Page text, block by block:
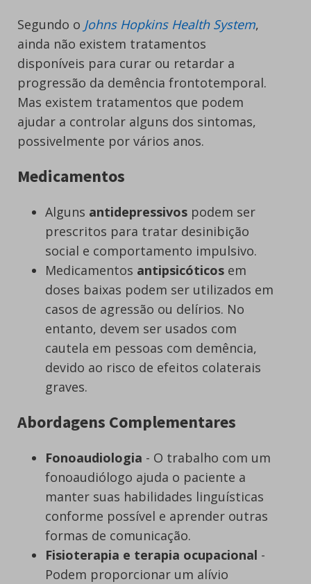
Segundo o Johns Hopkins Health System,
ainda não existem tratamentos
disponíveis para curar ou retardar a
progressão da demência frontotemporal.
Mas existem tratamentos que podem
ajudar a controlar alguns dos sintomas,
possivelmente por vários anos.
Medicamentos
Alguns antidepressivos podem ser
prescritos para tratar desinibição
social e comportamento impulsivo.
Medicamentos antipsicóticos em
doses baixas podem ser utilizados em
casos de agressão ou delírios. No
entanto, devem ser usados com
cautela em pessoas com demência,
devido ao risco de efeitos colaterais
graves.
Abordagens Complementares
Fonoaudiologia - O trabalho com um
fonoaudiólogo ajuda o paciente a
manter suas habilidades linguísticas
conforme possível e aprender outras
formas de comunicação.
Fisioterapia e terapia ocupacional -
Podem proporcionar um alívio